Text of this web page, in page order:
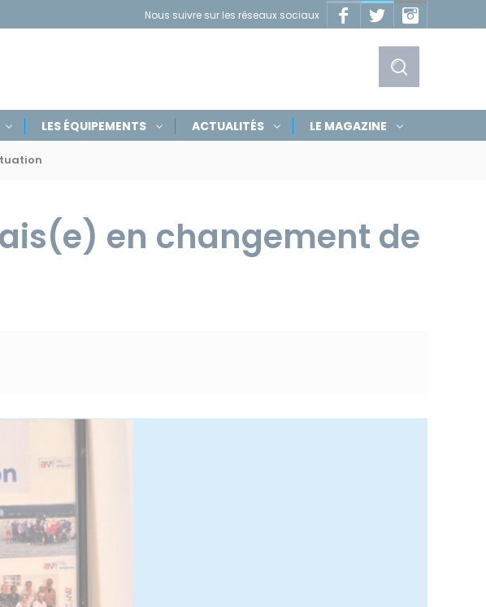
Afficher
le
recherche
Nous suivre sur les réseaux sociaux
Masquer
les
FacebookTwitterInstagram
LES ÉQUIPEMENTS ACTUALITÉS LE MAGAZINE
en changement de